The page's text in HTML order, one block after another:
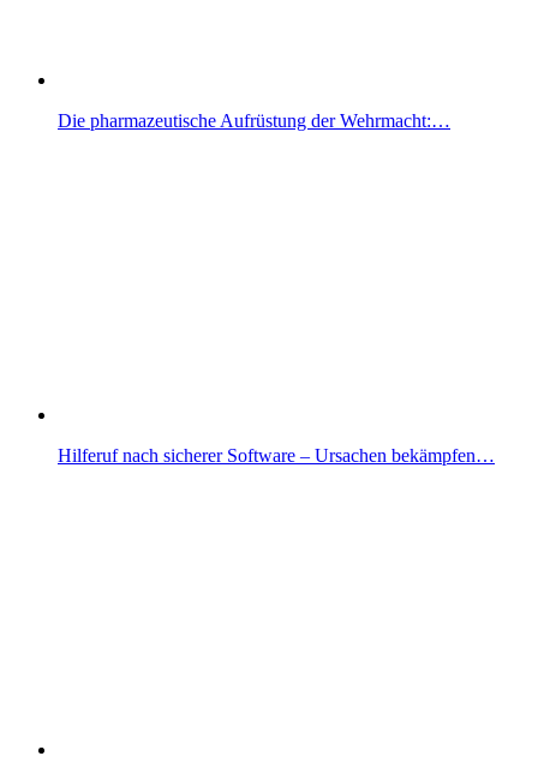
Die pharmazeutische Aufrüstung der Wehrmacht:…
Hilferuf nach sicherer Software – Ursachen bekämpfen…